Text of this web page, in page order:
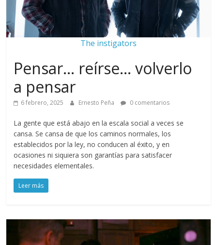
The instigators
Pensar… reírse… volverlo
a pensar
6 febrero, 2025 Ernesto Peña 0 comentarios
La gente que está abajo en la escala social a veces se
cansa. Se cansa de que los caminos normales, los
establecidos por la ley, no conducen al éxito, y en
ocasiones ni siquiera son garantías para satisfacer
necesidades elementales.
Leer más